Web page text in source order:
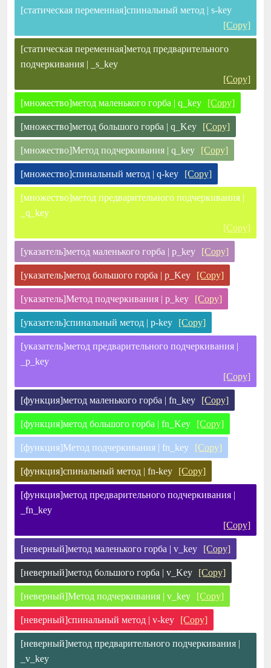
[статическая переменная]спинальный метод | s-key
[Copy]
[статическая переменная]метод предварительного
подчеркивания | _s_key
[Copy]
[множество]метод маленького горба | q_key [Copy]
[множество]метод большого горба | q_Key [Copy]
[множество]Метод подчеркивания | q_key [Copy]
[множество]спинальный метод | q-key [Copy]
[множество]метод предварительного подчеркивания |
_q_key
[Copy]
[указатель]метод маленького горба | p_key [Copy]
[указатель]метод большого горба | p_Key [Copy]
[указатель]Метод подчеркивания | p_key [Copy]
[указатель]спинальный метод | p-key [Copy]
[указатель]метод предварительного подчеркивания |
_p_key
[Copy]
[функция]метод маленького горба | fn_key [Copy]
[функция]метод большого горба | fn_Key [Copy]
[функция]Метод подчеркивания | fn_key [Copy]
[функция]спинальный метод | fn-key [Copy]
[функция]метод предварительного подчеркивания |
_fn_key
[Copy]
[неверный]метод маленького горба | v_key [Copy]
[неверный]метод большого горба | v_Key [Copy]
[неверный]Метод подчеркивания | v_key [Copy]
[неверный]спинальный метод | v-key [Copy]
[неверный]метод предварительного подчеркивания |
_v_key